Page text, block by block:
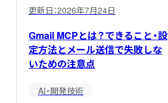
更新日：2026年7月24日
Gmail MCPとは？できること・設
定方法とメール送信で失敗しな
いための注意点
AI・開発技術